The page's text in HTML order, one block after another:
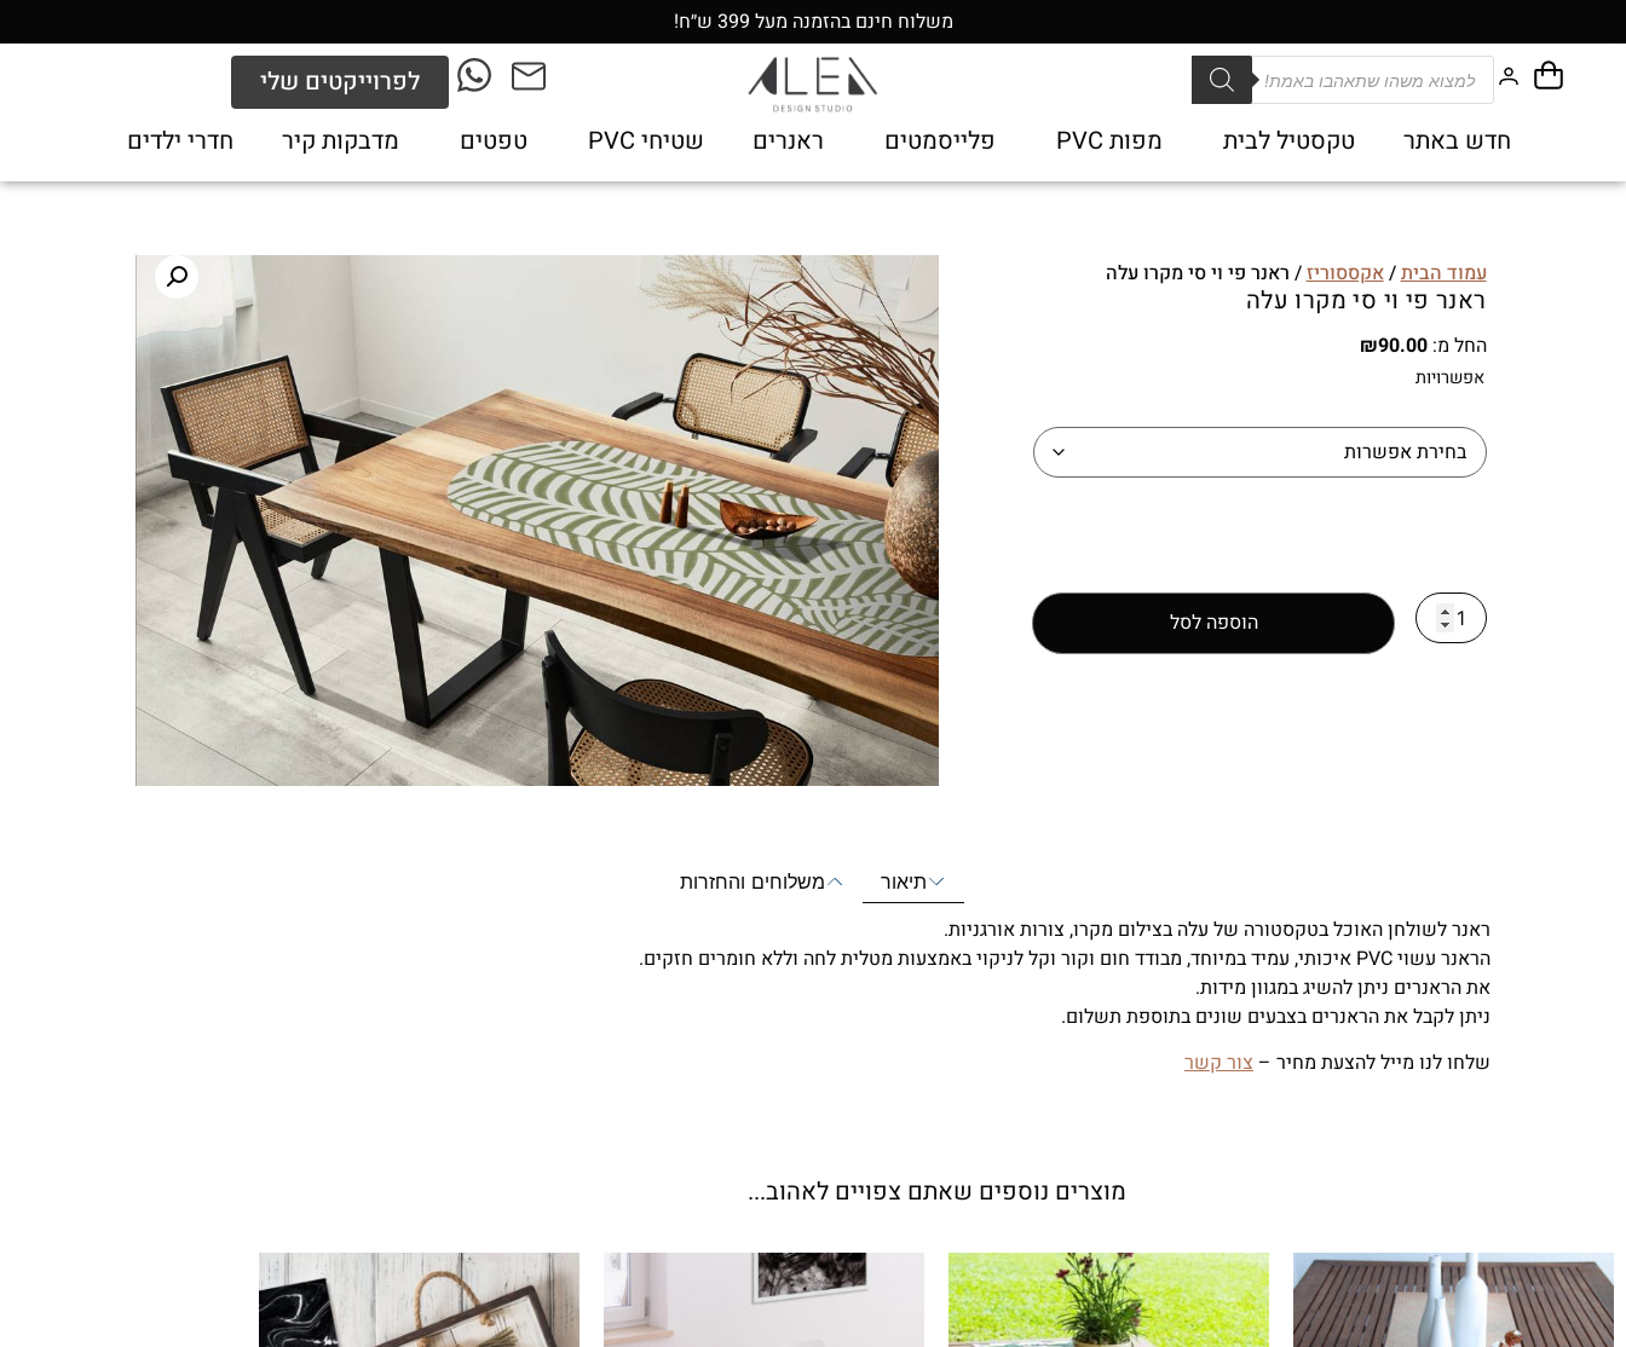
משלוח חינם בהזמנה מעל 399 ש״ח!
לפרוייקטים שלי
חדש באתר
טקסטיל לבית מפות PVC פלייסמטים ראנרים שטיחי PVC טפטים מדבקות קיר חדרי ילדים
עמוד הבית/אקססוריז/ ראנר פי וי סי מקרו עלה
ראנר פי וי סי מקרו עלה
החל מ: ₪90.00
אפשרויות
הוספה לסל
תיאור משלוחים והחזרות
ראנר לשולחן האוכל בטקסטורה של עלה בצילום מקרו, צורות אורגניות.
הראנר עשוי PVC איכותי, עמיד במיוחד, מבודד חום וקור וקל לניקוי באמצעות מטלית לחה וללא חומרים חזקים.
את הראנרים ניתן להשיג במגוון מידות.
ניתן לקבל את הראנרים בצבעים שונים בתוספת תשלום.
שלחו לנו מייל להצעת מחיר – צור קשר
מוצרים נוספים שאתם צפויים לאהוב...